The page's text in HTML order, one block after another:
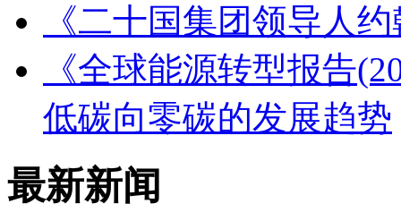
《二十国集团领导人
《全球能源转型报告
低碳向零碳的发展趋势
最新新闻